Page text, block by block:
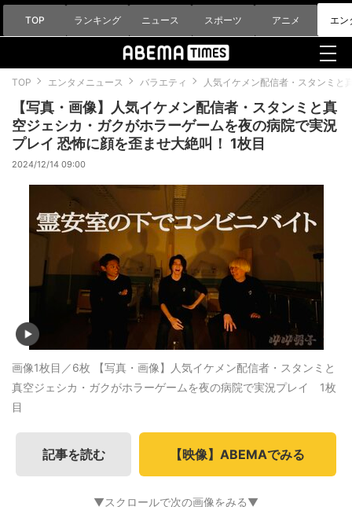
TOP ランキング ニュース スポーツ アニメ エン
TOP エンタメニュース バラエティ 人気イケメン配信者・スタンミと
【写真・画像】人気イケメン配信者・スタンミと真
空ジェシカ・ガクがホラーゲームを夜の病院で実況
プレイ 恐怖に顔を歪ませ大絶叫！ 1枚目
2024/12/14 09:00
画像1枚目／6枚 【写真・画像】人気イケメン配信者・スタンミと
真空ジェシカ・ガクがホラーゲームを夜の病院で実況プレイ 1枚
目
記事を読む 【映像】ABEMAでみる
▼スクロールで次の画像をみる▼